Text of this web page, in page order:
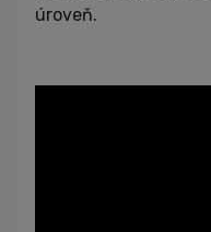
úroveň.